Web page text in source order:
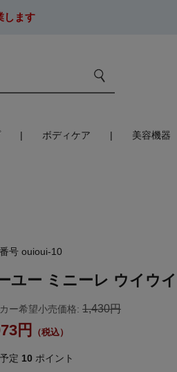
します
ボディケア 美容機器
号 ouioui-10
ユー ミニーレ ウイウ
ー希望小売価格: 1,430
定 10 ポイント